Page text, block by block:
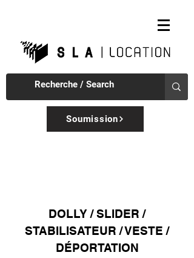
Soumission
DOLLY / SLIDER /
STABILISATEUR / VESTE /
DÉPORTATION